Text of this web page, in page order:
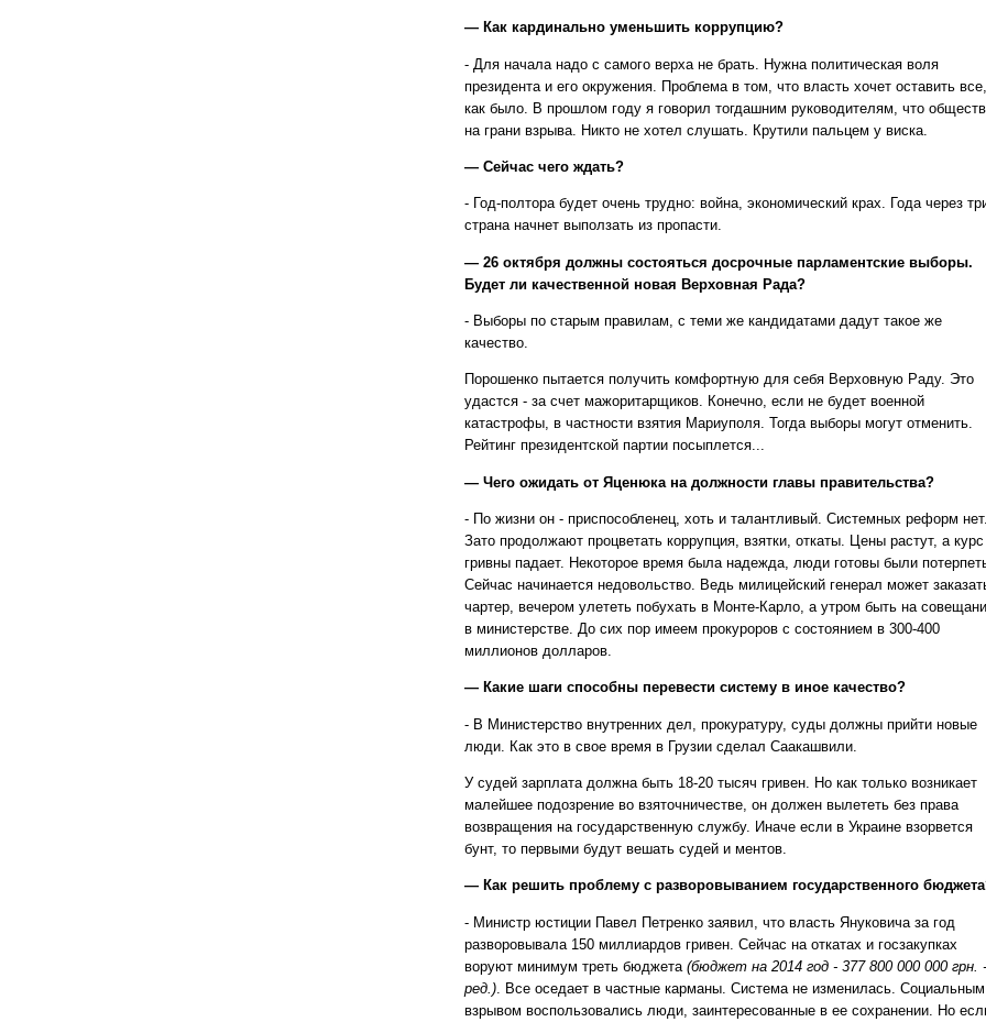
— Как кардинально уменьшить коррупцию?
- Для начала надо с самого верха не брать. Нужна политическая воля
президента и его окружения. Проблема в том, что власть хочет оставить все,
как было. В прошлом году я говорил тогдашним руководителям, что
на грани взрыва. Никто не хотел слушать. Крутили пальцем у виска.
— Сейчас чего ждать?
- Год-полтора будет очень трудно: война, экономический крах. Года через
страна начнет выползать из пропасти.
— 26 октября должны состояться досрочные парламентские выборы.
Будет ли качественной новая Верховная Рада?
- Выборы по старым правилам, с теми же кандидатами дадут такое ​​же
качество.
Порошенко пытается получить комфортную для себя Верховную Раду. Это
удастся - за счет мажоритарщиков. Конечно, если не будет военной
катастрофы, в частности взятия Мариуполя. Тогда выборы могут отменить.
Рейтинг президентской партии посыплется...
— Чего ожидать от Яценюка на должности главы правительства?
- По жизни он - приспособленец, хоть и талантливый. Системных реформ нет.
Зато продолжают процветать коррупция, взятки, откаты. Цены растут, а курс
гривны падает. Некоторое время была надежда, люди готовы были
Сейчас начинается недовольство. Ведь милицейский генерал может
чартер, вечером улететь побухать в Монте-Карло, а утром быть на
в министерстве. До сих пор имеем прокуроров с состоянием в 300-400
миллионов долларов.
— Какие шаги способны перевести систему в иное качество?
- В Министерство внутренних дел, прокуратуру, суды должны прийти новые
люди. Как это в свое время в Грузии сделал Саакашвили.
У судей зарплата должна быть 18-20 тысяч гривен. Но как только возникает
малейшее подозрение во взяточничестве, он должен вылететь без права
возвращения на государственную службу. Иначе если в Украине взорвется
бунт, то первыми будут вешать судей и ментов.
— Как решить проблему с разворовыванием государственного
- Министр юстиции Павел Петренко заявил, что власть Януковича за год
разворовывала 150 миллиардов гривен. Сейчас на откатах и госзакупках
воруют минимум треть бюджета (бюджет на 2014 год - 377 800 000 000 грн. -
ред.) . Все оседает в частные карманы. Система не изменилась. Социальным
взрывом воспользовались люди, заинтересованные в ее сохранении. Но